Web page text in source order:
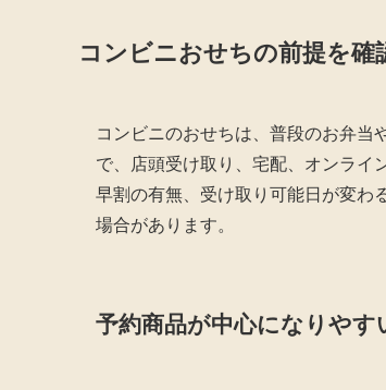
コンビニおせちの前提を確
コンビニのおせちは、普段のお弁当
で、店頭受け取り、宅配、オンライ
早割の有無、受け取り可能日が変わ
場合があります。
予約商品が中心になりやす